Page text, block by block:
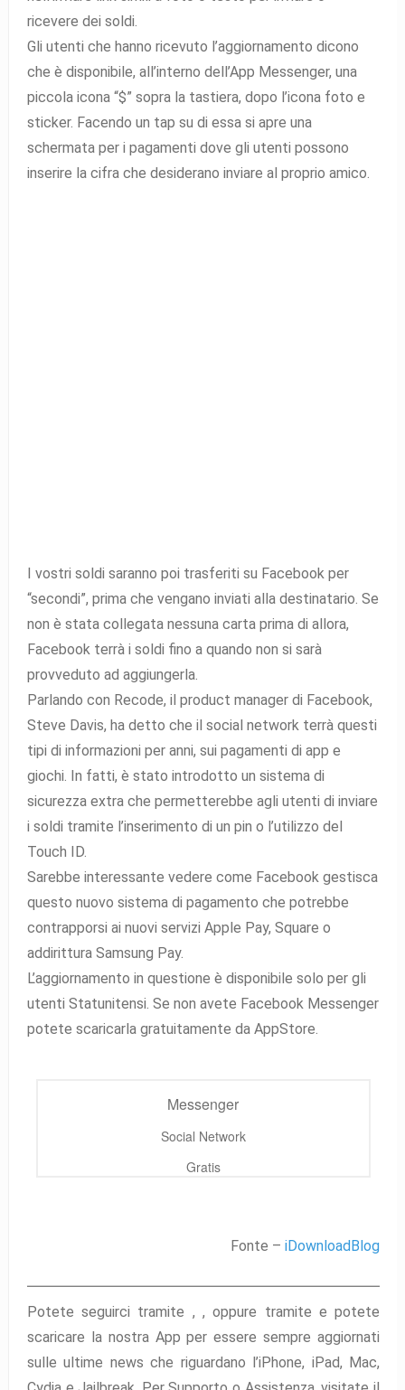
ricevere dei soldi.
Gli utenti che hanno ricevuto l’aggiornamento dicono
che è disponibile, all’interno dell’App Messenger, una
piccola icona “$” sopra la tastiera, dopo l’icona foto e
sticker. Facendo un tap su di essa si apre una
schermata per i pagamenti dove gli utenti possono
inserire la cifra che desiderano inviare al proprio amico.
I vostri soldi saranno poi trasferiti su Facebook per
“secondi”, prima che vengano inviati alla destinatario. Se
non è stata collegata nessuna carta prima di allora,
Facebook terrà i soldi fino a quando non si sarà
provveduto ad aggiungerla.
Parlando con Recode, il product manager di Facebook,
Steve Davis, ha detto che il social network terrà questi
tipi di informazioni per anni, sui pagamenti di app e
giochi. In fatti, è stato introdotto un sistema di
sicurezza extra che permetterebbe agli utenti di inviare
i soldi tramite l’inserimento di un pin o l’utilizzo del
Touch ID.
Sarebbe interessante vedere come Facebook gestisca
questo nuovo sistema di pagamento che potrebbe
contrapporsi ai nuovi servizi Apple Pay, Square o
addirittura Samsung Pay.
L’aggiornamento in questione è disponibile solo per gli
utenti Statunitensi. Se non avete Facebook Messenger
potete scaricarla gratuitamente da AppStore.
Messenger
Social Network
Gratis
Fonte –iDownloadBlog
Potete seguirci tramite , ,oppure tramite e potete
scaricare la nostra App per essere sempre aggiornati
sulle ultime news che riguardano l’iPhone, iPad, Mac,